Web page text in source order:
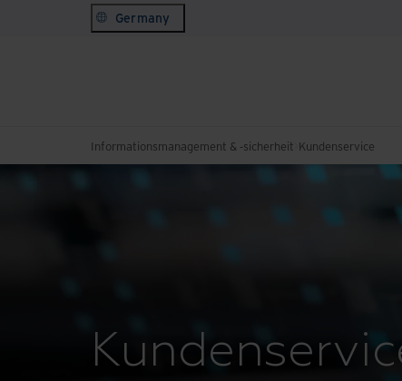
Germany
Informationsmanagement & -sicherheit Kundenservice